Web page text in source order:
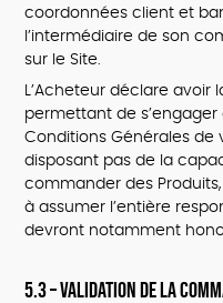
coordonnées client et
l’intermédiaire de son
sur le Site.
L’Acheteur déclare avoir
permettant de
Conditions Générales de
disposant pas de la
commander des
à assumer l’entière
devront notamment
5.3 – Validation de la